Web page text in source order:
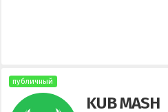
публичный
KUB MASH